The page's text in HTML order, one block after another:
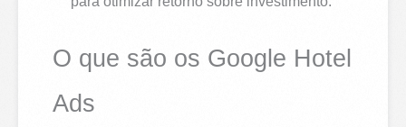
O que são os Google Hotel
Ads